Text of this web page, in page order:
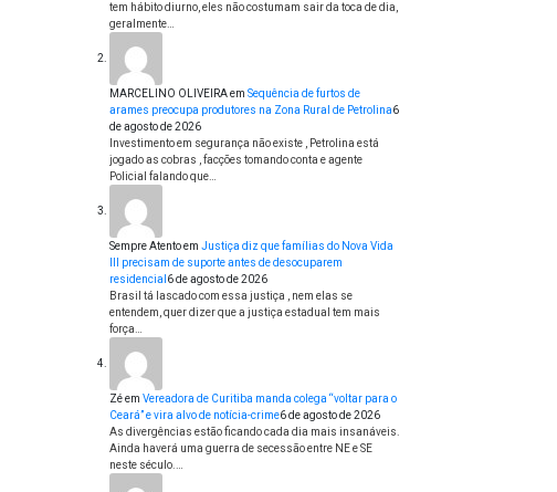
tem hábito diurno, eles não costumam sair da toca de dia,
geralmente…
MARCELINO OLIVEIRAem Sequência de furtos de
arames preocupa produtores na Zona Rural de Petrolina6
de agosto de 2026
Investimento em segurança não existe , Petrolina está
jogado as cobras , facções tomando conta e agente
Policial falando que…
Sempre Atentoem Justiça diz que famílias do Nova Vida
III precisam de suporte antes de desocuparem
residencial 6 de agosto de 2026
Brasil tá lascado com essa justiça , nem elas se
entendem, quer dizer que a justiça estadual tem mais
força…
Zéem Vereadora de Curitiba manda colega “voltar para o
Ceará” e vira alvo de notícia-crime6 de agosto de 2026
As divergências estão ficando cada dia mais insanáveis.
Ainda haverá uma guerra de secessão entre NE e SE
neste século.…